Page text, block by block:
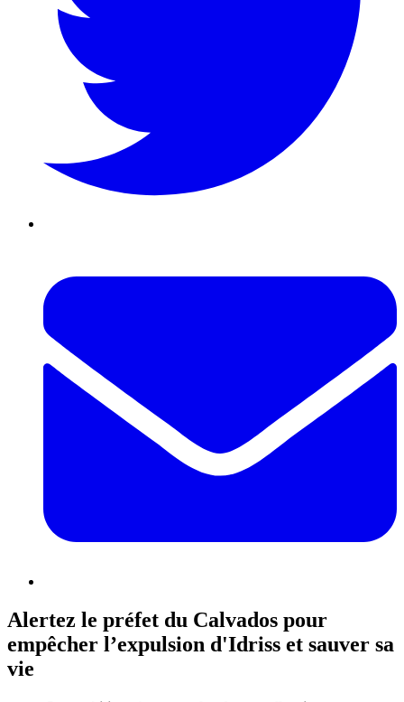
Alertez le préfet du Calvados pour
empêcher l’expulsion d'Idriss et sauver sa
vie